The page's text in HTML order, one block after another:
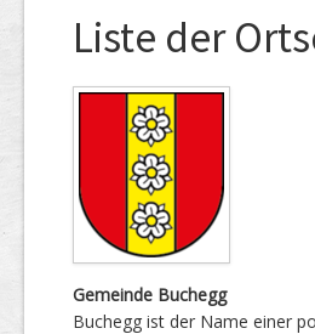
Liste der
Gemeinde Buchegg
Buchegg ist der Name einer